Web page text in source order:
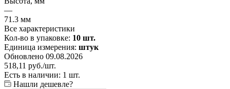
—
71.3 мм
Все характеристики
Кол-во в упаковке: 10 шт.
Единица измерения: штук
Обновлено 09.08.2026
518,11 руб./шт.
Есть в наличии: 1 шт.
Нашли дешевле?